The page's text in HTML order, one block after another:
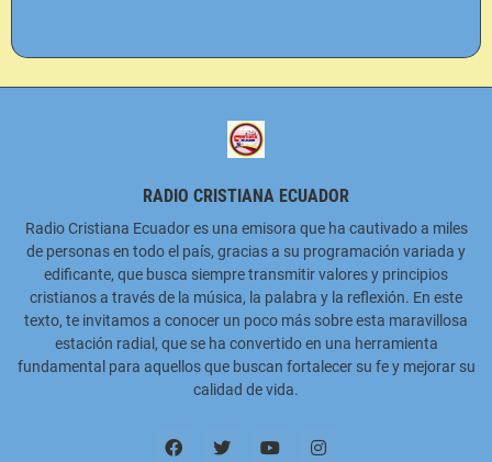
RADIO CRISTIANA ECUADOR
Radio Cristiana Ecuador es una emisora que ha cautivado a miles
de personas en todo el país, gracias a su programación variada y
edificante, que busca siempre transmitir valores y principios
cristianos a través de la música, la palabra y la reflexión. En este
texto, te invitamos a conocer un poco más sobre esta maravillosa
estación radial, que se ha convertido en una herramienta
fundamental para aquellos que buscan fortalecer su fe y mejorar su
calidad de vida.